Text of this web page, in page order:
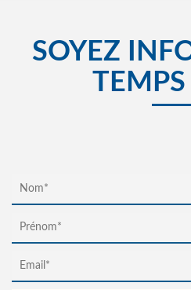
SOYEZ
TEMPS